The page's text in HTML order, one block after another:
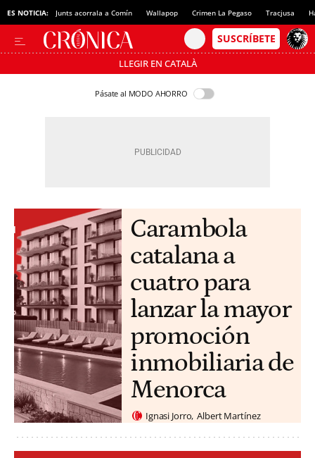
ES NOTICIA: Junts acorrala a Comín Wallapop Crimen La Pegaso Tracjusa
LLEGIR EN CATALÀ
Pásate al MODO AHORRO
Carambola
catalana a
cuatro para
lanzar la mayor
promoción
inmobiliaria de
Menorca
Ignasi Jorro Albert Martínez